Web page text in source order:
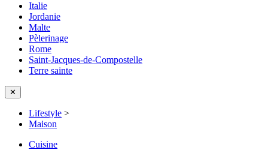
Italie
Jordanie
Malte
Pèlerinage
Rome
Saint-Jacques-de-Compostelle
Terre sainte
✕
Lifestyle >
Maison
Cuisine